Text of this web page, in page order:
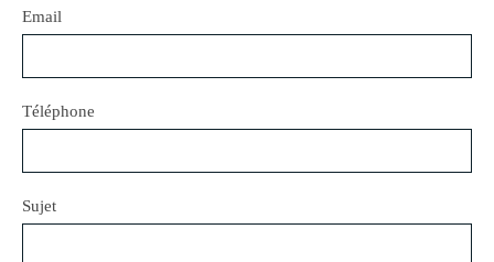
Email
Téléphone
Sujet